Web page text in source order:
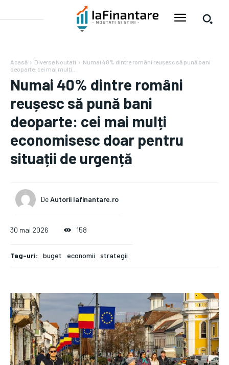
Acasă Diverse Noutati
Numai 40% dintre români reușesc să pună bani
deoparte: cei mai mulți...
Numai 40% dintre români
reușesc să pună bani
deoparte: cei mai mulți
economisesc doar pentru
situații de urgență
DeAutorii Iafinantare.ro
30 mai 2026 158
Tag-uri: buget economii strategii